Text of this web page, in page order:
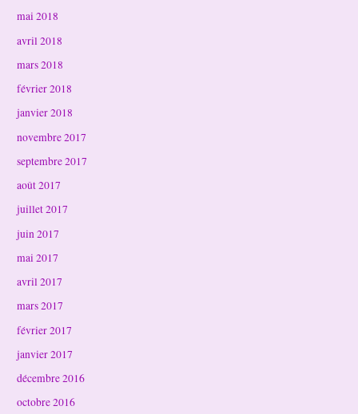
mai 2018
avril 2018
mars 2018
février 2018
janvier 2018
novembre 2017
septembre 2017
août 2017
juillet 2017
juin 2017
mai 2017
avril 2017
mars 2017
février 2017
janvier 2017
décembre 2016
octobre 2016